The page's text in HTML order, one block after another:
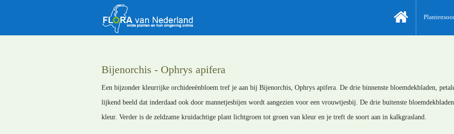
Bijenorchis - Ophrys apifera
Een bijzonder kleurrijke orchideeënbloem tref je aan bij Bijenorchis, Ophrys apifera. De drie binnenste bloemdekbladen,
lijkend beeld dat inderdaad ook door mannetjesbijen wordt aangezien voor een vrouwtjesbij. De drie buitenste
kleur. Verder is de zeldzame kruidachtige plant lichtgroen tot groen van kleur en je treft de soort aan in kalkgrasland.